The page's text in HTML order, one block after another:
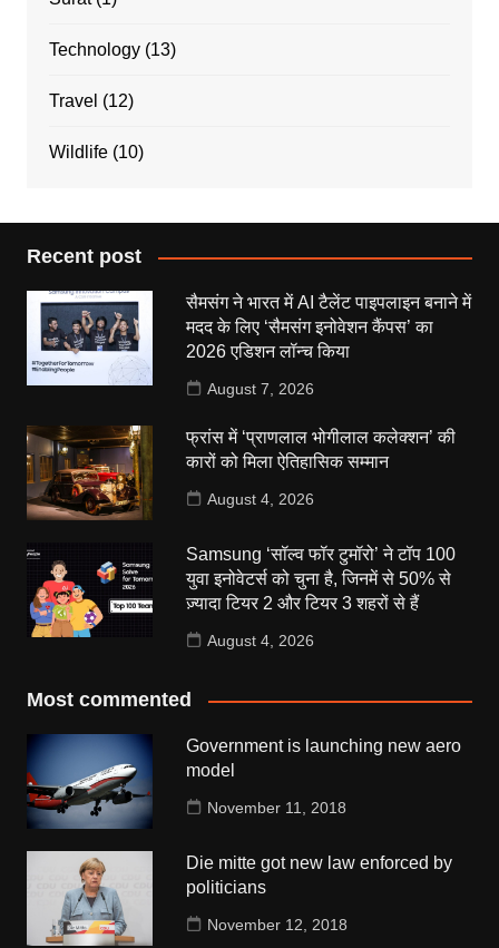
Technology(13)
Travel (12)
Wildlife(10)
Recent post
सैमसंग ने भारत में AI टैलेंट पाइपलाइन बनाने में
मदद के लिए ‘सैमसंग इनोवेशन कैंपस’ का
2026 एडिशन लॉन्च किया
August 7, 2026
फ्रांस में ‘प्राणलाल भोगीलाल कलेक्शन’ की
कारों को मिला ऐतिहासिक सम्मान
August 4, 2026
Samsung ‘सॉल्व फॉर टुमॉरो’ ने टॉप 100
युवा इनोवेटर्स को चुना है, जिनमें से 50% से
ज़्यादा टियर 2 और टियर 3 शहरों से हैं
August 4, 2026
Most commented
Government is launching new aero
model
November 11, 2018
Die mitte got new law enforced by
politicians
November 12, 2018